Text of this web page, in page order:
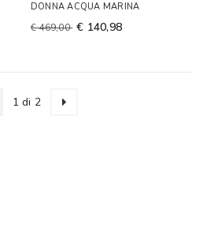
DONNA ACQUA MARINA
€ 469,00 € 140,98
1 di 2